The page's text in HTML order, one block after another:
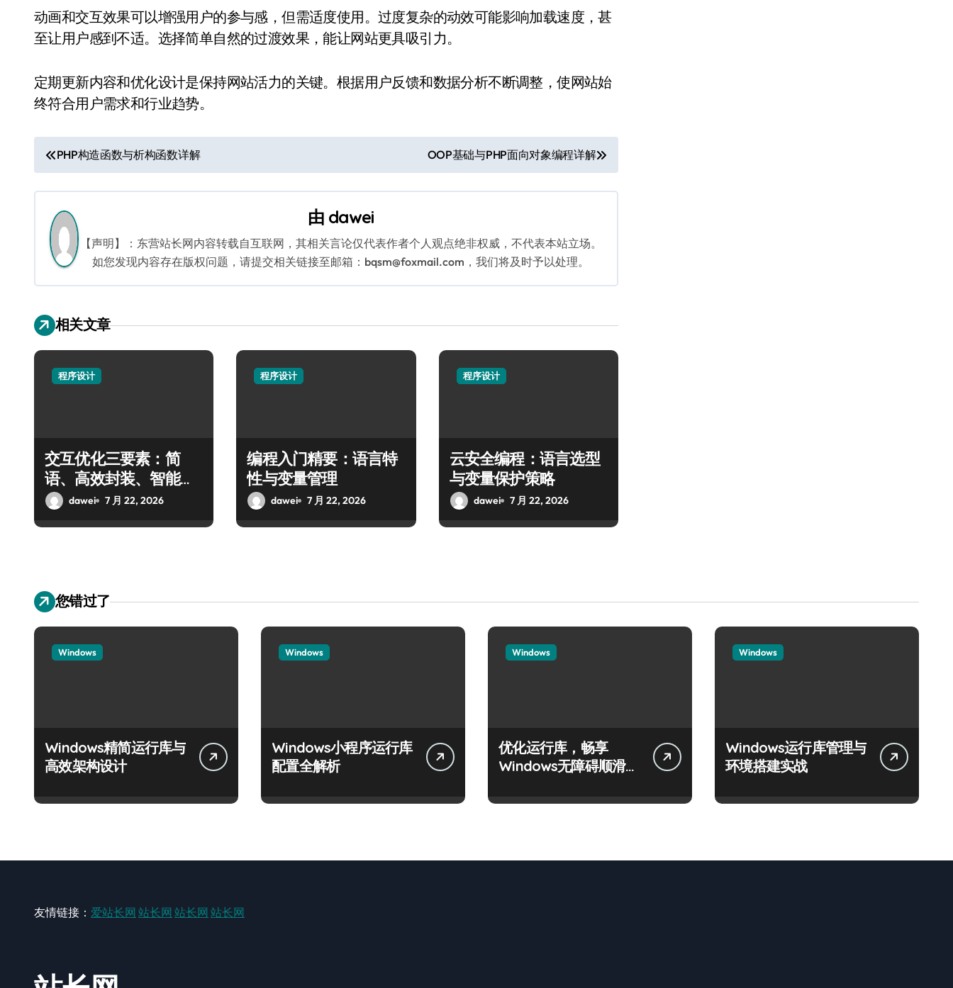
动画和交互效果可以增强用户的参与感，但需适度使用。过度复杂的动效可能影响加载速度，甚
至让用户感到不适。选择简单自然的过渡效果，能让网站更具吸引力。
定期更新内容和优化设计是保持网站活力的关键。根据用户反馈和数据分析不断调整，使网站始
终符合用户需求和行业趋势。
文
章
导
航
PHP构造函数与析构函数详解 OOP基础与PHP面向对象编程详解
由 dawei
【声明】：东营站长网内容转载自互联网，其相关言论仅代表作者个人观点绝非权威，不代表本站立场。
如您发现内容存在版权问题，请提交相关链接至邮箱：bqsm@foxmail.com，我们将及时予以处理。
相关文章
程序设计
交互优化三要素：简
语、高效封装、智能变
量
dawei 7 月 22, 2026
程序设计
编程入门精要：语言特
性与变量管理
dawei 7 月 22, 2026
程序设计
云安全编程：语言选型
与变量保护策略
dawei 7 月 22, 2026
您错过了
Windows
Windows精简运行库与
高效架构设计
Windows
Windows小程序运行库
配置全解析
Windows
优化运行库，畅享
Windows无障碍顺滑体
Windows
Windows运行库管理与
环境搭建实战
友情链接： 爱站长网 站长网 站长网 站长网